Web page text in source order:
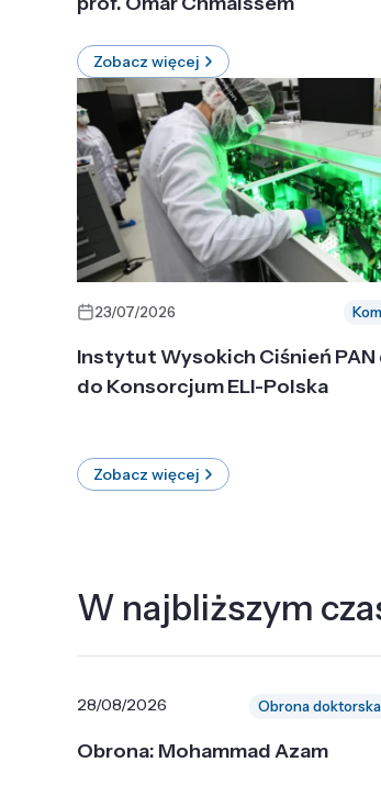
Zobacz więcej
23/07/2026
Instytut Wysokich Ciśnień PAN
do Konsorcjum ELI-Polska
Zobacz więcej
W najbliższym
28/08/2026 Obrona doktorska
Obrona: Mohammad Azam